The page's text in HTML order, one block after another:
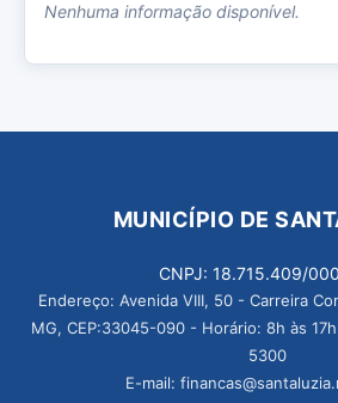
Nenhuma informação disponível.
MUNICÍPIO DE
CNPJ: 18.715.409/
Endereço: Avenida VIII, 50 - Carreira
MG, CEP:33045-090 - Horário: 8h às
5300
E-mail: